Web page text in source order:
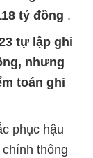
tỷ đồng .
tự lập ghi
nhưng
toán ghi
phục hậu
thông